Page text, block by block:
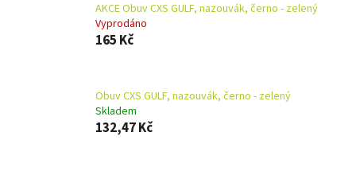
AKCE Obuv CXS GULF, nazouvák, černo - zelený
Vyprodáno
165 Kč
Obuv CXS GULF, nazouvák, černo - zelený
Skladem
132,47 Kč